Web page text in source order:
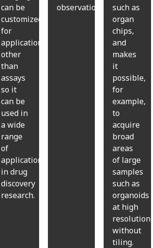
can be
customized
for
applications
other
than
assays
so it
can be
used in
a wide
range
of
applications
in drug
discovery
research.
observation.
such as
organ
chips,
and
makes
it
possible,
for
example,
to
acquire
broad
areas
of large
samples
such as
organoids
at high
resolution
without
tiling.